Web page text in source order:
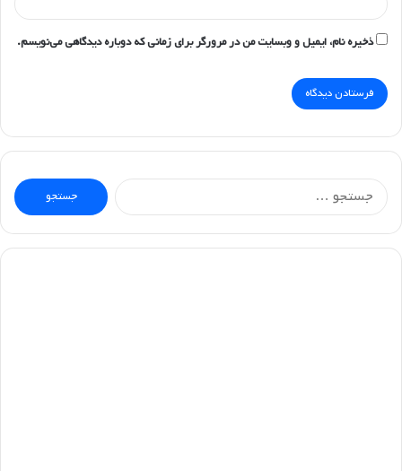
ذخیره نام، ایمیل و وبسایت من در مرورگر برای زمانی که دوباره دیدگاهی می‌نویسم.
جستجو
برای: